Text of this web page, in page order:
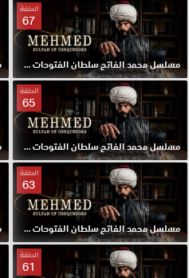
الحلقة
67
مسلسل محمد الفاتح سلطان الفتوحات مترجم الحلقة 67 HD
الحلقة
65
مسلسل محمد الفاتح سلطان الفتوحات مترجم الحلقة 65 HD
الحلقة
63
مسلسل محمد الفاتح سلطان الفتوحات مترجم الحلقة 63 HD
الحلقة
61